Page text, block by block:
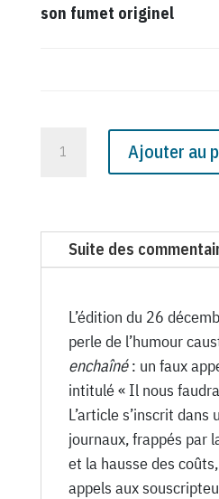
son fumet originel
du
Canard
Décembre
1917
Ajouter au
Suite des
L’édition du 26
perle de l’humour
enchaîné: un faux
intitulé « Il nous
L’article s’inscrit
journaux, frappés par
et la hausse des
appels aux